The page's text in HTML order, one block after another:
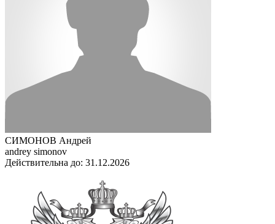
СИМОНОВ Андрей
andrey simonov
Действительна до: 31.12.2026